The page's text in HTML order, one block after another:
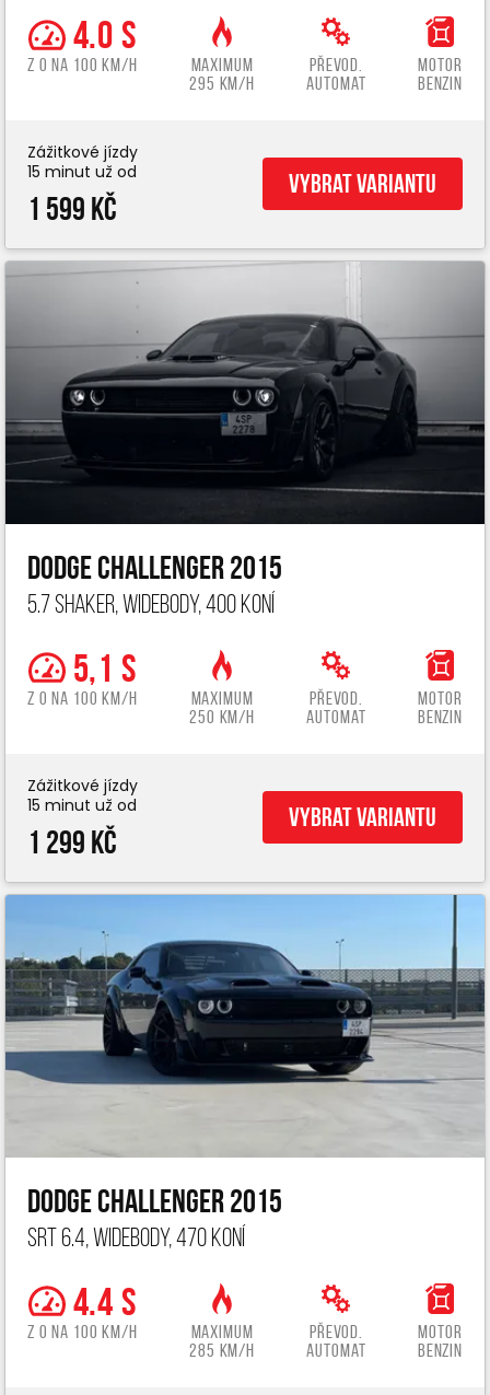
4.0 s
z 0 na 100 km/h
Maximum
295 km/h
Převod.
automat
Motor
benzin
Zážitkové jízdy
15 minut už od
1 599 Kč
Vybrat variantu
Dodge Challenger 2015
5.7 Shaker, widebody, 400 koní
5,1 s
z 0 na 100 km/h
Maximum
250 km/h
Převod.
automat
Motor
benzin
Zážitkové jízdy
15 minut už od
1 299 Kč
Vybrat variantu
Dodge Challenger 2015
SRT 6.4, widebody, 470 koní
4.4 s
z 0 na 100 km/h
Maximum
285 km/h
Převod.
automat
Motor
benzin